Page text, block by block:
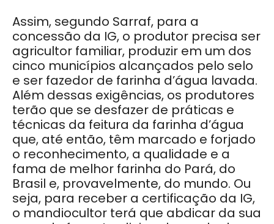
Assim, segundo Sarraf, para a
concessão da IG, o produtor precisa ser
agricultor familiar, produzir em um dos
cinco municípios alcançados pelo selo
e ser fazedor de farinha d’água lavada.
Além dessas exigências, os produtores
terão que se desfazer de práticas e
técnicas da feitura da farinha d’água
que, até então, têm marcado e forjado
o reconhecimento, a qualidade e a
fama de melhor farinha do Pará, do
Brasil e, provavelmente, do mundo. Ou
seja, para receber a certificação da IG,
o mandiocultor terá que abdicar da sua